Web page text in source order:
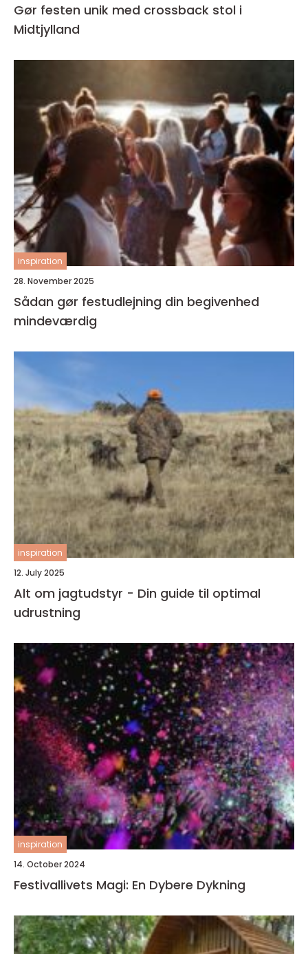
Gør festen unik med crossback stol i
Midtjylland
inspiration
28. November 2025
Sådan gør festudlejning din begivenhed
mindeværdig
inspiration
12. July 2025
Alt om jagtudstyr - Din guide til optimal
udrustning
inspiration
14. October 2024
Festivallivets Magi: En Dybere Dykning